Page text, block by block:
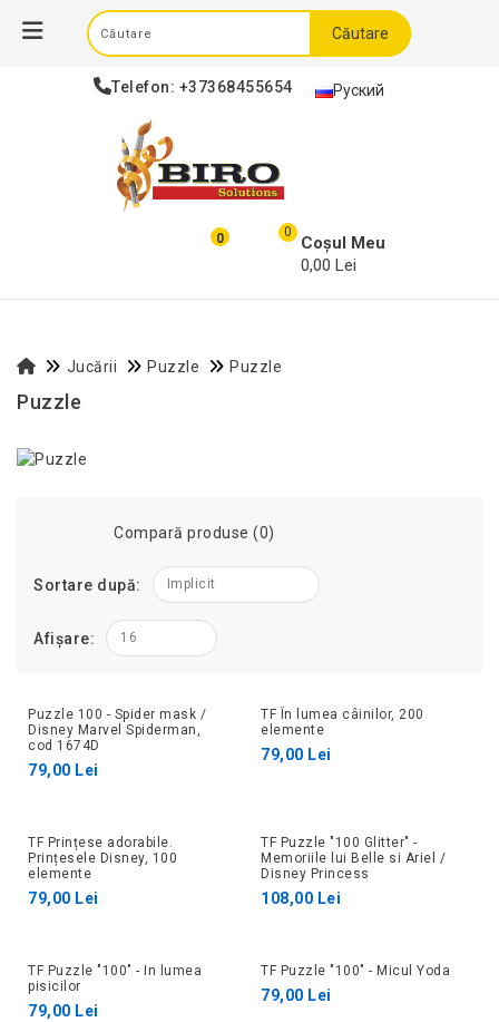
Telefon: +37368455654 Руский
Căutare
0 0
Coșul Meu
0,00 Lei
Jucării Puzzle Puzzle
Puzzle
Compară produse (0)
Sortare după: Implicit
Afișare: 16
Puzzle 100 - Spider mask /
Disney Marvel Spiderman,
cod 1674D
79,00 Lei
TF În lumea câinilor, 200
elemente
79,00 Lei
TF Prințese adorabile.
Prințesele Disney, 100
elemente
79,00 Lei
TF Puzzle "100 Glitter" -
Memoriile lui Belle si Ariel /
Disney Princess
108,00 Lei
TF Puzzle "100" - In lumea
pisicilor
79,00 Lei
TF Puzzle "100" - Micul Yoda
79,00 Lei